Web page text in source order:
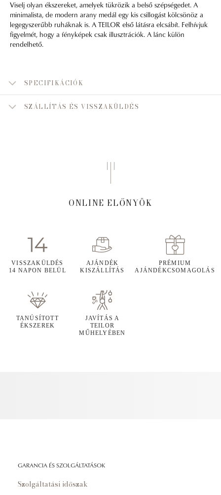
Viselj olyan ékszereket, amelyek tükrözik a belső szépségedet. A
minimalista, de modern arany medál egy kis csillogást kölcsönöz a
legegyszerűbb ruháknak is. A TEILOR első látásra elcsábít. Felhívjuk
figyelmét, hogy a fényképek csak illusztrációk. A lánc külön
rendelhető.
SPECIFIKÁCIÓK
SZÁLLÍTÁS ÉS VISSZAKÜLDÉS
ONLINE ELŐNYÖK
VISSZAKÜLDÉS
14 NAPON BELÜL
AJÁNDÉK
KISZÁLLÍTÁS
PRÉMIUM
AJÁNDÉKCSOMAGOLÁS
TANÚSÍTOTT
ÉKSZEREK
JAVÍTÁS A
TEILOR
MŰHELYÉBEN
GARANCIA ÉS SZOLGÁLTATÁSOK
Szolgáltatási időszak